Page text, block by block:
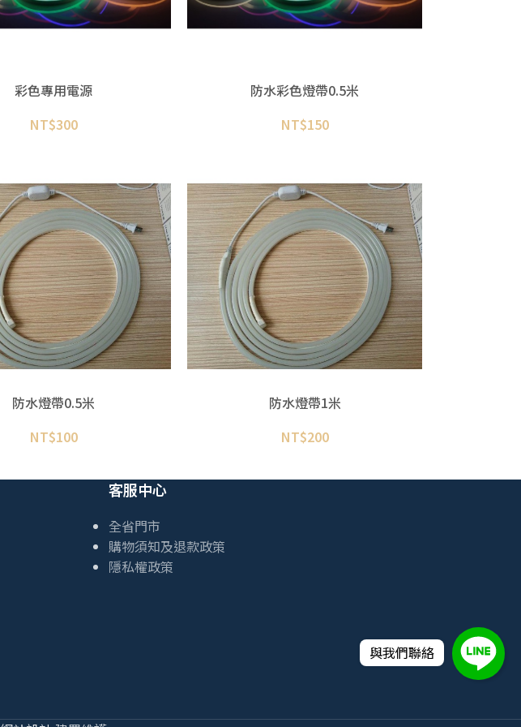
與我們聯絡
彩色專用電源
NT$300
防水彩色燈帶0.5米
NT$150
防水燈帶0.5米
NT$100
防水燈帶1米
NT$200
客服中心
全省門市
購物須知及退款政策
隱私權政策